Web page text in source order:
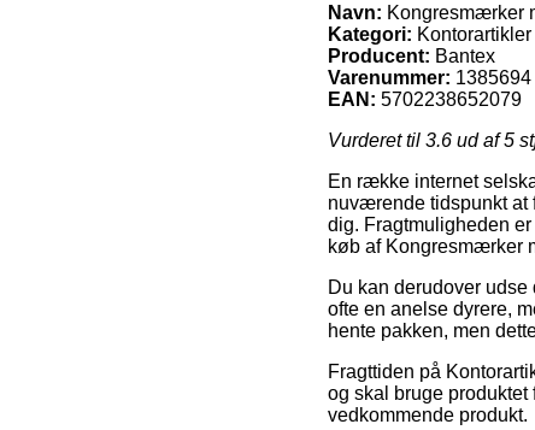
Navn: Kongresmærker
Kategori:
Producent: Bantex
Varenummer: 1385694
EAN: 5702238652079
Vurderet til 3.6 ud af 5
En række internet
nuværende tidspunkt at
dig. Fragtmuligheden
køb af Kongresmærker
Du kan derudover
ofte en anelse dyrere,
hente pakken, men
Fragttiden på
og skal bruge
vedkommende produkt.